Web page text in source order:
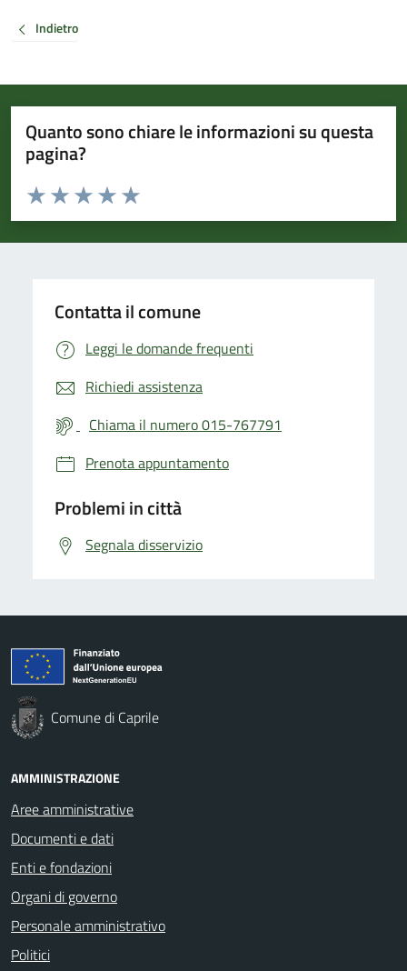
Indietro
Quanto sono chiare le informazioni su questa
pagina?
Valuta da 1 a 5 stelle la pagina
Valuta 5 stelle su 5
Valuta 4 stelle su 5
Valuta 3 stelle su 5
Valuta 2 stelle su 5
Valuta 1 stelle su 5
Contatta il comune
Leggi le domande frequenti
Richiedi assistenza
Chiama il numero 015-767791
Prenota appuntamento
Problemi in città
Segnala disservizio
Comune di Caprile
AMMINISTRAZIONE
Aree amministrative
Documenti e dati
Enti e fondazioni
Organi di governo
Personale amministrativo
Politici